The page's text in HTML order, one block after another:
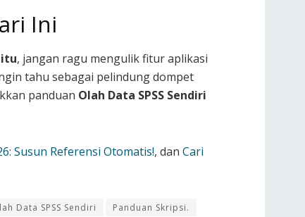
Ini
itu, jangan ragu mengulik fitur aplikasi
tahu sebagai pelindung dompet
panduan Olah Data SPSS Sendiri
Susun Referensi Otomatis!, dan Cari
Data SPSS Sendiri
Panduan Skripsi.